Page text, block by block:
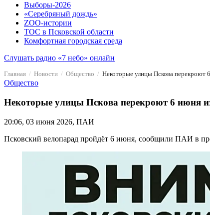
Выборы-2026
«Серебряный дождь»
ZOO-истории
ТОС в Псковской области
Комфортная городская среда
Слушать радио «7 небо» онлайн
Главная Новости Общество Некоторые улицы Пскова перекроют
Общество
Некоторые улицы Пскова перекроют 6 июня
20:06, 03 июня 2026, ПАИ
Псковский велопарад пройдёт 6 июня, сообщили ПАИ в